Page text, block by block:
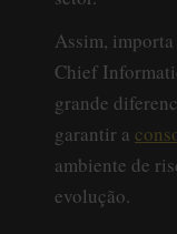
Assim,
Chief
grande
garantir a
ambiente de
evolução.